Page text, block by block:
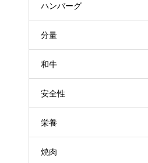
ハンバーグ
分量
和牛
安全性
栄養
焼肉